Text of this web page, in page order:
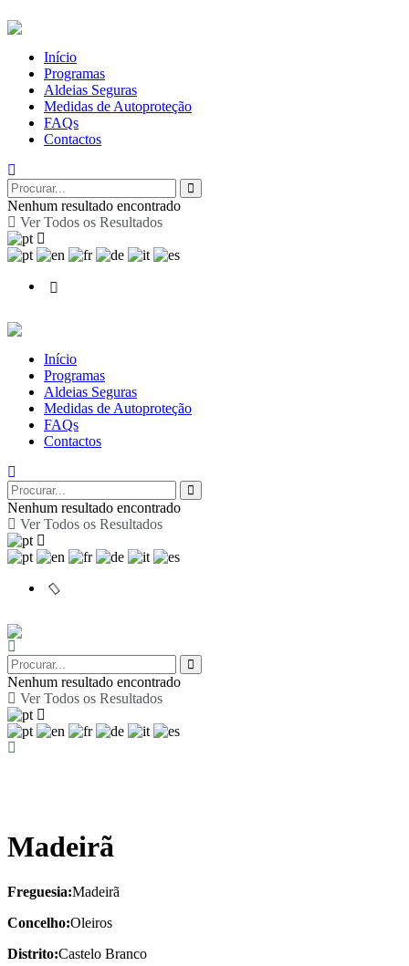
Início
Programas
Aldeias Seguras
Medidas de Autoproteção
FAQs
Contactos
Nenhum resultado encontrado
Ver Todos os Resultados
Início
Programas
Aldeias Seguras
Medidas de Autoproteção
FAQs
Contactos
Nenhum resultado encontrado
Ver Todos os Resultados
Nenhum resultado encontrado
Ver Todos os Resultados
Madeirã
Freguesia:Madeirã
Concelho:Oleiros
Distrito:Castelo Branco